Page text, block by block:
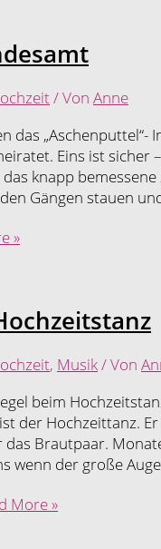
/ Von Anne
das „Aschenputtel“-
Eins ist sicher
knapp
Gängen stauen
»
, Musik/ Von
beim
der Hochzeittanz.
Brautpaar.
wenn der große
More »